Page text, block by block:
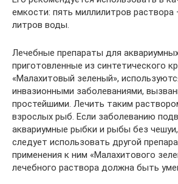
емкости: пять миллилитров раствора
литров воды.
Лечебные препараты для
приготовленные из синтетического
«Малахитовый зеленый»,
инвазионными заболеваниями,
простейшими. Лечить таким
взрослых рыб. Если заболеванию
аквариумные рыбки и рыбы без
следует использовать другой
применения к ним «Малахитового
лечебного раствора должна быть